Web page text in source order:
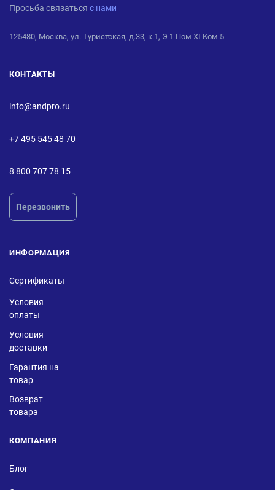
Просьба связаться с нами
125480, Москва, ул. Туристская, д.33, к.1, Э 1 Пом XI Ком 5
КОНТАКТЫ
info@andpro.ru
+7 495 545 48 70
8 800 707 78 15
Перезвонить
ИНФОРМАЦИЯ
Сертификаты
Условия
оплаты
Условия
доставки
Гарантия на
товар
Возврат
товара
КОМПАНИЯ
Блог